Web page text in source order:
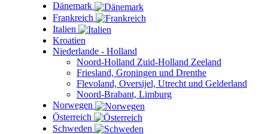
Dänemark
Frankreich
Italien
Kroatien
Niederlande - Holland
Noord-Holland Zuid-Holland Zeeland
Friesland, Groningen und Drenthe
Flevoland, Oversijel, Utrecht und Gelderland
Noord-Brabant, Limburg
Norwegen
Österreich
Schweden